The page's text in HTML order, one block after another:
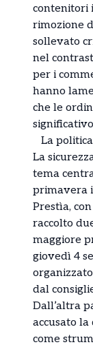
contenitori
rimozione
sollevato
nel
per i
hanno
che le
La
La
tema
primavera
Prestìa,
raccolto
maggiore
giovedì 4
dal
Dall’altra
accusato
come